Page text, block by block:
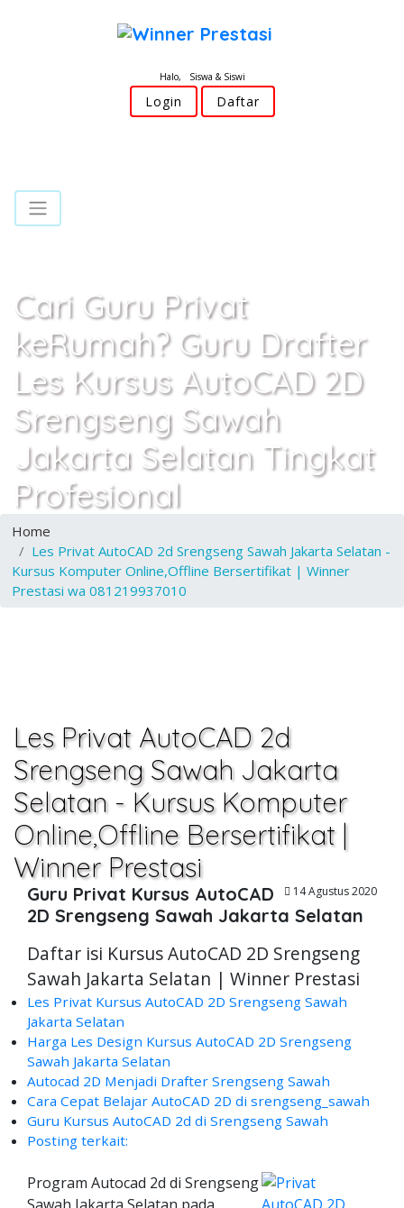
Halo, Siswa & Siswi
Login Daftar
Cari Guru Privat
keRumah? Guru Drafter
Les Kursus AutoCAD 2D
Srengseng Sawah
Jakarta Selatan Tingkat
Profesional
Home
Les Privat AutoCAD 2d Srengseng Sawah Jakarta Selatan -
Kursus Komputer Online,Offline Bersertifikat | Winner
Prestasi wa 081219937010
Les Privat AutoCAD 2d
Srengseng Sawah Jakarta
Selatan - Kursus Komputer
Online,Offline Bersertifikat |
Winner Prestasi
14 Agustus 2020
Guru Privat Kursus AutoCAD
2D Srengseng Sawah Jakarta Selatan
Daftar isi Kursus AutoCAD 2D Srengseng
Sawah Jakarta Selatan | Winner Prestasi
Les Privat Kursus AutoCAD 2D Srengseng Sawah
Jakarta Selatan
Harga Les Design Kursus AutoCAD 2D Srengseng
Sawah Jakarta Selatan
Autocad 2D Menjadi Drafter Srengseng Sawah
Cara Cepat Belajar AutoCAD 2D di srengseng_sawah
Guru Kursus AutoCAD 2d di Srengseng Sawah
Posting terkait:
Program Autocad 2d di Srengseng